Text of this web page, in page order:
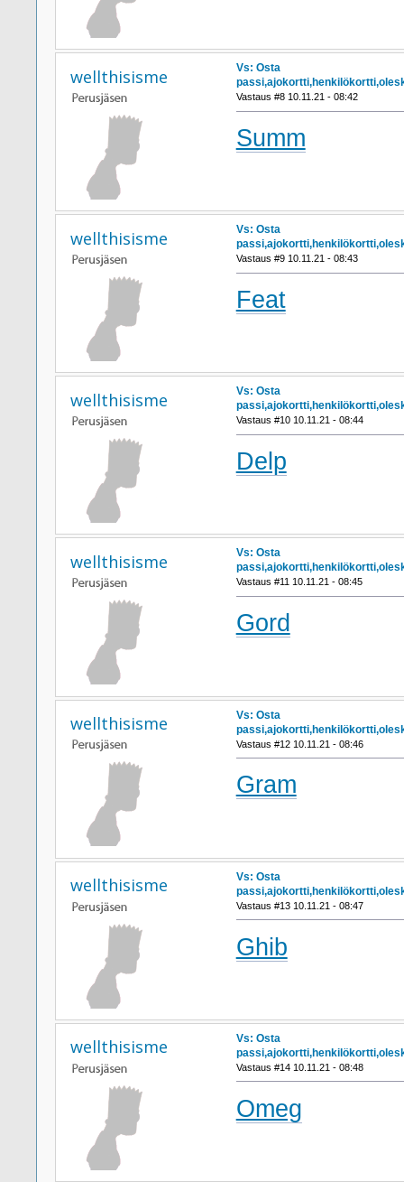
wellthisisme
Vs: Osta
Vastaus #8 10.11.21 - 08:42
Summ
wellthisisme
Vs: Osta
Vastaus #9 10.11.21 - 08:43
Feat
wellthisisme
Vs: Osta
Vastaus #10 10.11.21 - 08:44
Delp
wellthisisme
Vs: Osta
Vastaus #11 10.11.21 - 08:45
Gord
wellthisisme
Vs: Osta
Vastaus #12 10.11.21 - 08:46
Gram
wellthisisme
Vs: Osta
Vastaus #13 10.11.21 - 08:47
Ghib
wellthisisme
Vs: Osta
Vastaus #14 10.11.21 - 08:48
Omeg